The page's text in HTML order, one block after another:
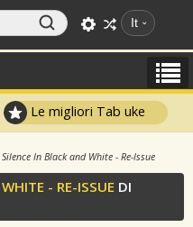
It
Le migliori Tab uke
Silence In Black and White - Re-Issue
- RE-ISSUE DI